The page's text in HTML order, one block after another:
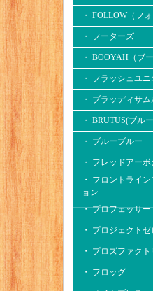
・ FOLLOW（フォ
・ フーターズ
・ BOOYAH（ブー
・ フラッシュユニ
・ ブラッディサ
・ BRUTUS(ブル
・ ブルーブルー
・ フレッドアーボ
・ フロントライ
ョン
・ プロフェッサー
・ プロジェクトゼ
・ プロズファクト
・ フロッグ